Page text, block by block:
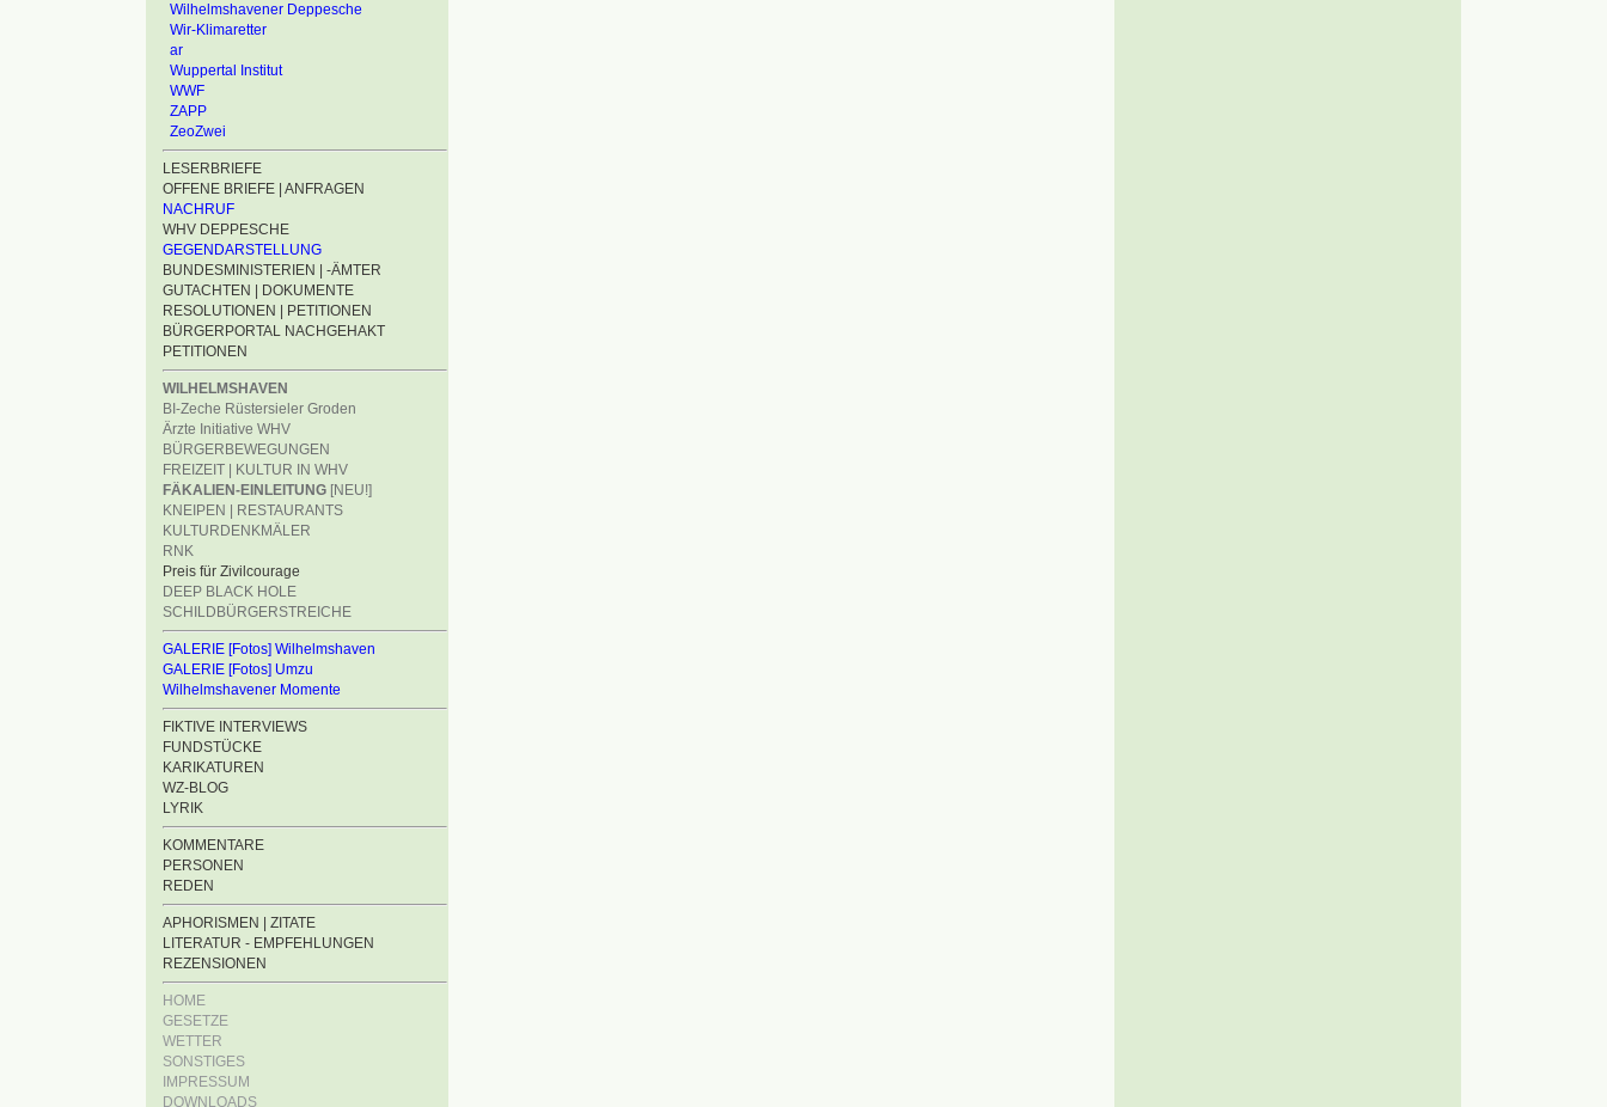
Wilhelmshavener Deppesche
Wir-Klimaretter
ar
Wuppertal Institut
WWF
ZAPP
ZeoZwei
LESERBRIEFE
OFFENE BRIEFE | ANFRAGEN
NACHRUF
WHV DEPPESCHE
GEGENDARSTELLUNG
BUNDESMINISTERIEN | -ÄMTER
GUTACHTEN | DOKUMENTE
RESOLUTIONEN | PETITIONEN
BÜRGERPORTAL NACHGEHAKT
PETITIONEN
WILHELMSHAVEN
BI-Zeche Rüstersieler Groden
Ärzte Initiative WHV
BÜRGERBEWEGUNGEN
FREIZEIT | KULTUR IN WHV
FÄKALIEN-EINLEITUNG [NEU!]
KNEIPEN | RESTAURANTS
KULTURDENKMÄLER
RNK
Preis für Zivilcourage
DEEP BLACK HOLE
SCHILDBÜRGERSTREICHE
GALERIE [Fotos] Wilhelmshaven
GALERIE [Fotos] Umzu
Wilhelmshavener Momente
FIKTIVE INTERVIEWS
FUNDSTÜCKE
KARIKATUREN
WZ-BLOG
LYRIK
KOMMENTARE
PERSONEN
REDEN
APHORISMEN | ZITATE
LITERATUR - EMPFEHLUNGEN
REZENSIONEN
HOME
GESETZE
WETTER
SONSTIGES
IMPRESSUM
DOWNLOADS